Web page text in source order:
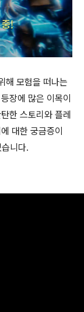
해 모험을 떠나는
장에 많은 이목이
한 스토리와 플레
대한 궁금증이
니다.